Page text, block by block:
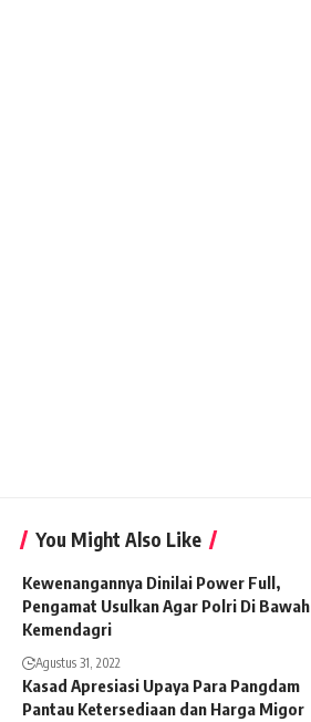
You Might Also Like
Kewenangannya Dinilai Power Full,
Pengamat Usulkan Agar Polri Di Bawah
Kemendagri
Agustus 31, 2022
Kasad Apresiasi Upaya Para Pangdam
Pantau Ketersediaan dan Harga Migor